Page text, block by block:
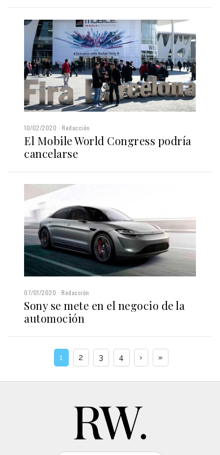
10/02/2020 Redacción
El Mobile World Congress podría
cancelarse
07/01/2020 Redacción
Sony se mete en el negocio de la
automoción
1 2 3 4 › »